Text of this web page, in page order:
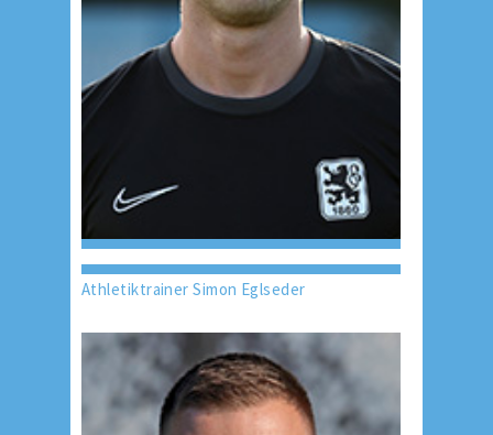
Athletiktrainer Simon Eglseder